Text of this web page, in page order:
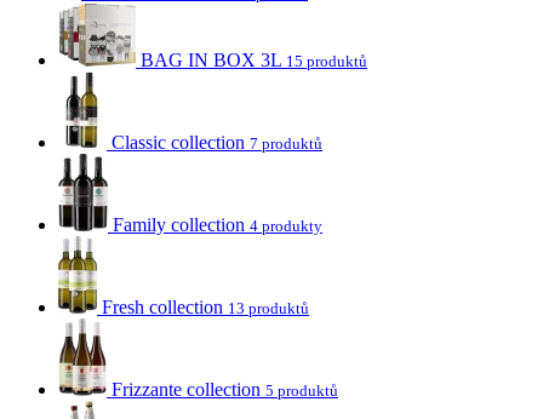
BAG IN BOX 3L 15 produktů
Classic collection 7 produktů
Family collection 4 produkty
Fresh collection 13 produktů
Frizzante collection 5 produktů